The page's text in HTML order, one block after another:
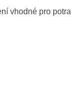
vhodné pro